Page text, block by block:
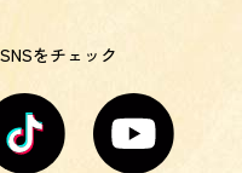
をチェック